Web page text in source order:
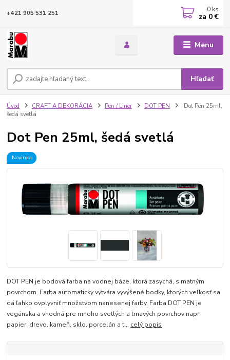
Menu
Hľadať
+421 905 531 251 0 ks
za 0 €
Úvod CRAFT A DEKORÁCIA Pen / Liner DOT PEN
Dot Pen 25ml,
šedá svetlá
Dot Pen 25ml, šedá svetlá
Novinka
DOT PEN je bodová farba na vodnej báze, ktorá zasychá, s matným
povrchom. Farba automaticky vytvára vyvýšené bodky, ktorých veľkosť sa
dá ľahko ovplyvniť množstvom nanesenej farby. Farba DOT PEN je
vegánska a vhodná pre mnoho svetlých a tmavých povrchov napr.
papier, drevo, kameň, sklo, porcelán a t... celý popis